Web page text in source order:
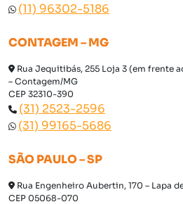
(11) 96302-5186
CONTAGEM – MG
Rua Jequitibás, 255 Loja 3 (em frente
– Contagem/MG
CEP 32310-390
(31) 2523-2596
(31) 99165-5686
SÃO PAULO – SP
Rua Engenheiro Aubertin, 170 – Lapa
CEP 05068-070